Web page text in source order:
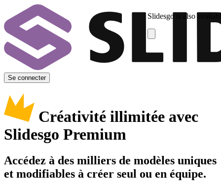
Slidesgo is also
Se connecter
Créativité illimitée avec
Slidesgo Premium
Accédez à des milliers de modèles uniques
et modifiables à créer seul ou en équipe.